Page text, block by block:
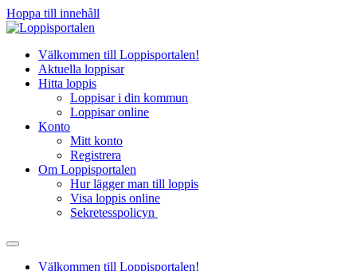
Hoppa till innehåll
Välkommen till Loppisportalen!
Aktuella loppisar
Hitta loppis
Loppisar i din kommun
Loppisar online
Konto
Mitt konto
Registrera
Om Loppisportalen
Hur lägger man till loppis
Visa loppis online
Sekretesspolicyn
Välkommen till Loppisportalen!